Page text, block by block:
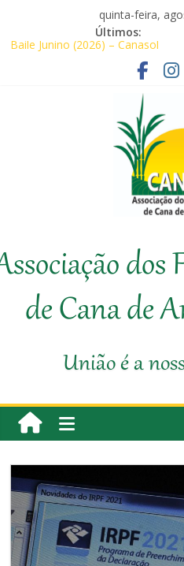
quinta-feira,
Últimos:
Baile Junino (2026) – Canasol
Agricultores comemoram
requerimentos de urgência para
interesse do agronegócio
CANASOL leva conhecimento
Canasol marca presença na 1ª
Fator Biológico da Canaplan
Associados da Canasol
Coopercitrus Expo 2026
Canasol
Associação
Fornecedores
dos
de Cana de
União é a